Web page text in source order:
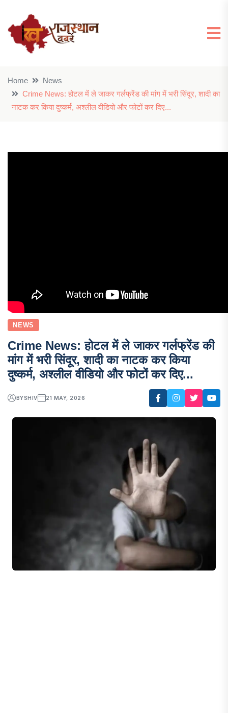
Home
News
Crime News: होटल में ले जाकर गर्लफ्रेंड की मांग में भरी सिंदूर, शादी का
नाटक कर किया दुष्कर्म, अश्लील वीडियो और फोटों कर दिए...
NEWS
Crime News: होटल में ले जाकर गर्लफ्रेंड की
मांग में भरी सिंदूर, शादी का नाटक कर किया
दुष्कर्म, अश्लील वीडियो और फोटों कर दिए...
BYSHIV 21 MAY, 2026